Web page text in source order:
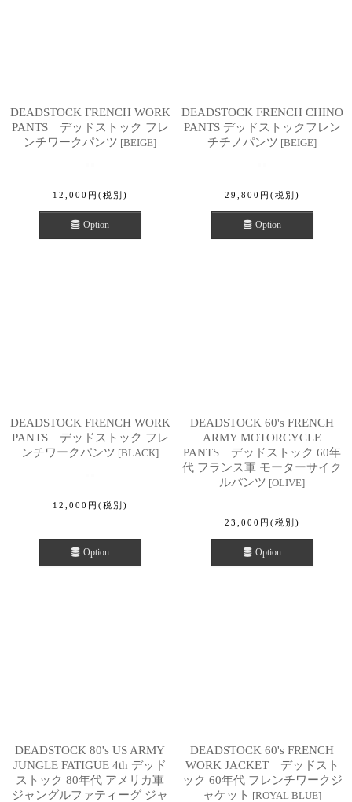
DEADSTOCK FRENCH WORK
PANTS デッドストック フレ
ンチワークパンツ [BEIGE]
12,000 円 (税別)
Option
DEADSTOCK FRENCH CHINO
PANTS デッドストックフレン
チチノパンツ [BEIGE]
29,800 円 (税別)
Option
DEADSTOCK FRENCH WORK
PANTS デッドストック フレ
ンチワークパンツ [BLACK]
12,000 円 (税別)
Option
DEADSTOCK 60's FRENCH
ARMY MOTORCYCLE
PANTS デッドストック 60年
代 フランス軍 モーターサイク
ルパンツ [OLIVE]
23,000 円 (税別)
Option
DEADSTOCK 80's US ARMY
JUNGLE FATIGUE 4th デッド
ストック 80年代 アメリカ軍
ジャングルファティーグ ジャ
DEADSTOCK 60's FRENCH
WORK JACKET デッドスト
ック 60年代 フレンチワークジ
ャケット [ROYAL BLUE]